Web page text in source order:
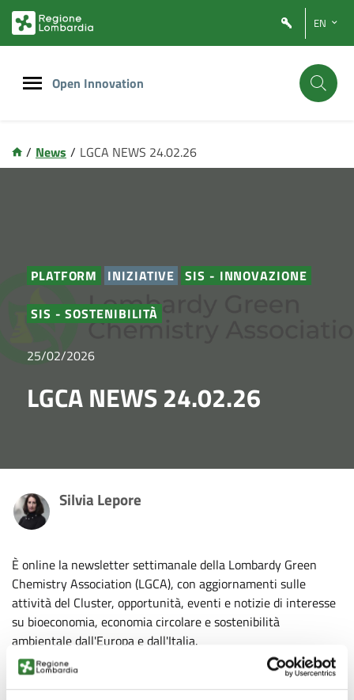
contenuto
footer
EN
Open Innovation
/ News / LGCA NEWS 24.02.26
PLATFORM INIZIATIVE SIS - INNOVAZIONE
SIS - SOSTENIBILITÀ
25/02/2026
LGCA NEWS 24.02.26
Silvia Lepore
È online la newsletter settimanale della Lombardy Green
Chemistry Association (LGCA), con aggiornamenti sulle
attività del Cluster, opportunità, eventi e notizie di interesse
su bioeconomia, economia circolare e sostenibilità
ambientale dall'Europa e dall'Italia.
Consulta l'ultima edizione:
https://shorturl.at/bM6ne
Per informazioni, scrivi una mail